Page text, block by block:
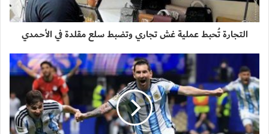
التجارة تُحبط عملية غش تجاري وتضبط سلع مقلدة في الأحمدي